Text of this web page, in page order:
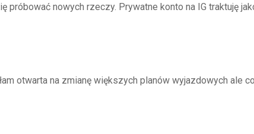
próbować nowych rzeczy. Prywatne konto na IG traktuję
otwarta na zmianę większych planów wyjazdowych ale